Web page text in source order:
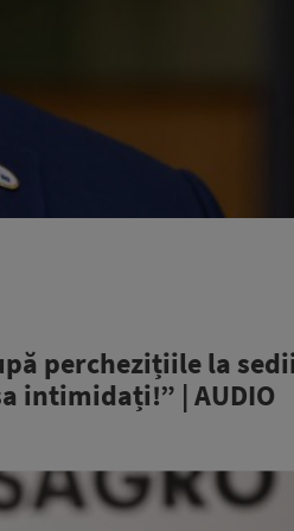
perchezițiile la
intimidați!” | AUDIO